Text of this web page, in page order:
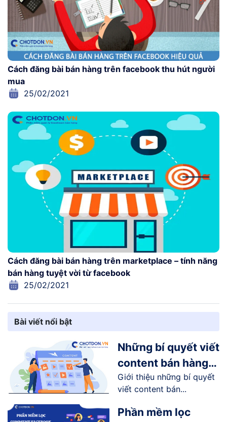
Cách đăng bài bán hàng trên facebook thu hút người
mua
25/02/2021
Cách đăng bài bán hàng trên marketplace – tính năng
bán hàng tuyệt vời từ facebook
25/02/2021
Bài viết nổi bật
Những bí quyết viết
content bán hàng
online trên
Facebook
Giới thiệu những bí quyết
viết content bán...
Phần mềm lọc